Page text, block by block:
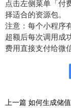
点击左侧菜单「付
择适合的资源包。
注意：每个小程序
超额后每次调用成
费用直接支付给微
上一篇 如何生成储